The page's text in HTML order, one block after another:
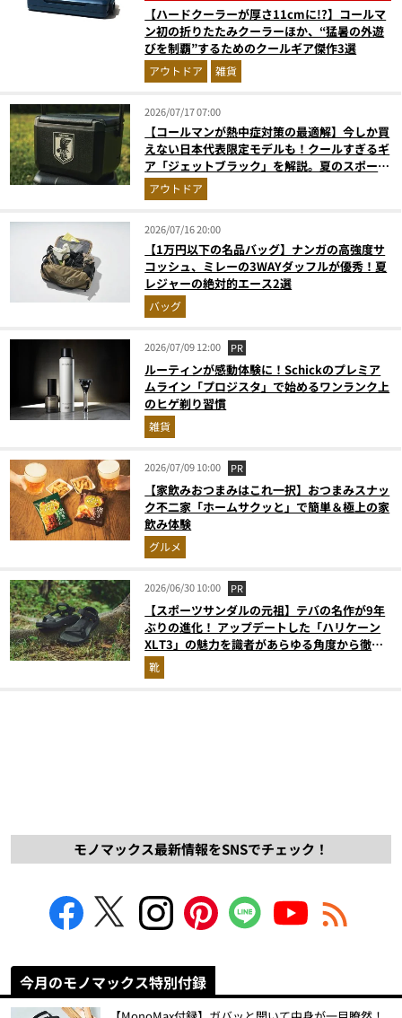
【ハードクーラーが厚さ11cmに!?】コールマ
ン初の折りたたみクーラーほか、“猛暑の外遊
びを制覇”するためのクールギア傑作3選
アウトドア 雑貨
2026/07/17 07:00
【コールマンが熱中症対策の最適解】今しか買
えない日本代表限定モデルも！クールすぎるギ
ア「ジェットブラック」を解説。夏のスポーツ
応援＆レジャーの強い味方
アウトドア
2026/07/16 20:00
【1万円以下の名品バッグ】ナンガの高強度サ
コッシュ、ミレーの3WAYダッフルが優秀！夏
レジャーの絶対的エース2選
バッグ
2026/07/09 12:00 PR
ルーティンが感動体験に！Schickのプレミア
ムライン「プロジスタ」で始めるワンランク上
のヒゲ剃り習慣
雑貨
2026/07/09 10:00 PR
【家飲みおつまみはこれ一択】おつまみスナッ
ク不二家「ホームサクッと」で簡単＆極上の家
飲み体験
グルメ
2026/06/30 10:00 PR
【スポーツサンダルの元祖】テバの名作が9年
ぶりの進化！ アップデートした「ハリケーン
XLT3」の魅力を識者があらゆる角度から徹底
解説！
靴
モノマックス最新情報をSNSでチェック！
今月のモノマックス特別付録